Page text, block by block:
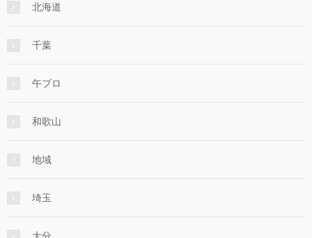
北海道
千葉
午ブロ
和歌山
地域
埼玉